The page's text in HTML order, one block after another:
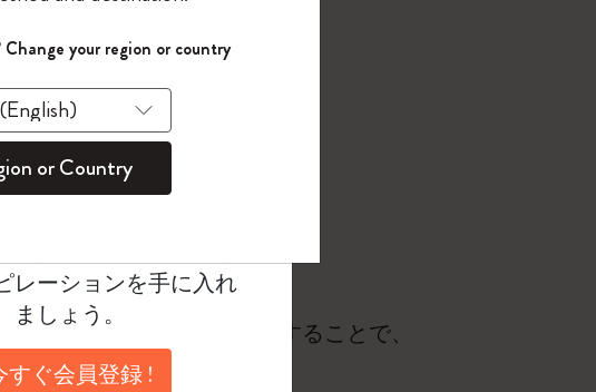
で情報を保存する
ン
います。
する必要があります。そうすることで、
ます。
員登録して、コード
」を入力すると、初
オフ＋送料無料になり
ル・アウトレット品は
適用外。
レーションを手に入れ
ましょう。
すぐ会員登録 !
your region or country
or Country